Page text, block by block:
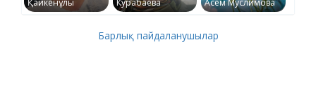
Барлық пайдаланушылар